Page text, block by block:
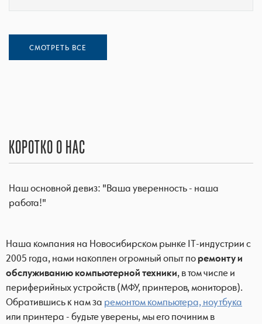
СМОТРЕТЬ ВСЕ
КОРОТКО О НАС
Наш основной девиз: "Ваша уверенность - наша
работа!"
Наша компания на Новосибирском рынке IT-индустрии с
2005 года, нами накоплен огромный опыт поремонту и
обслуживанию компьютерной техники, в том числе и
периферийных устройств (МФУ, принтеров, мониторов).
Обратившись к нам за ремонтом компьютера, ноутбука
или принтера - будьте уверены, мы его починим в